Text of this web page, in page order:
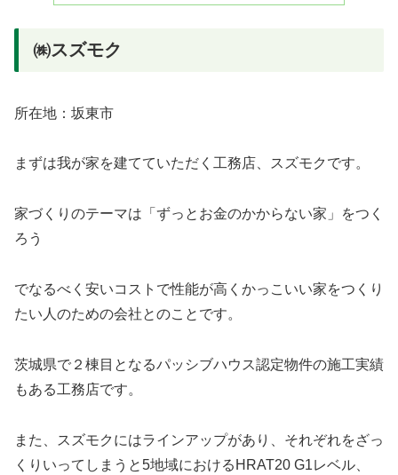
㈱スズモク
所在地：坂東市
まずは我が家を建てていただく工務店、スズモクです。
家づくりのテーマは「ずっとお金のかからない家」をつく
ろう
でなるべく安いコストで性能が高くかっこいい家をつくり
たい人のための会社とのことです。
茨城県で２棟目となるパッシブハウス認定物件の施工実績
もある工務店です。
また、スズモクにはラインアップがあり、それぞれをざっ
くりいってしまうと5地域におけるHRAT20 G1レベル、